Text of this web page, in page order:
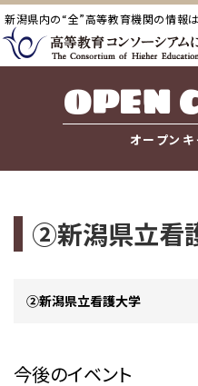
新潟県内の“全”高等教育機関の情報
OPEN
オープン
②新潟県立看
②新潟県立看護大学
今後のイベント